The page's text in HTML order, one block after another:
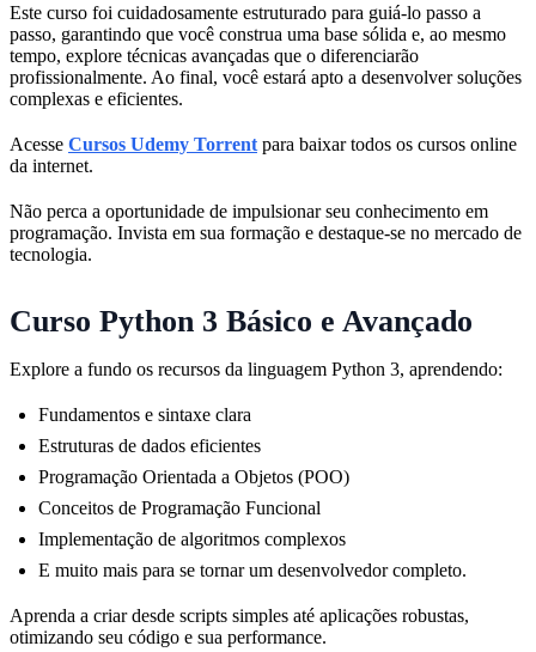
Este curso foi cuidadosamente estruturado para guiá-lo passo a
passo, garantindo que você construa uma base sólida e, ao mesmo
tempo, explore técnicas avançadas que o diferenciarão
profissionalmente. Ao final, você estará apto a desenvolver soluções
complexas e eficientes.
Acesse Cursos Udemy Torrent para baixar todos os cursos online
da internet.
Não perca a oportunidade de impulsionar seu conhecimento em
programação. Invista em sua formação e destaque-se no mercado de
tecnologia.
Curso Python 3 Básico e Avançado
Explore a fundo os recursos da linguagem Python 3, aprendendo:
Fundamentos e sintaxe clara
Estruturas de dados eficientes
Programação Orientada a Objetos (POO)
Conceitos de Programação Funcional
Implementação de algoritmos complexos
E muito mais para se tornar um desenvolvedor completo.
Aprenda a criar desde scripts simples até aplicações robustas,
otimizando seu código e sua performance.